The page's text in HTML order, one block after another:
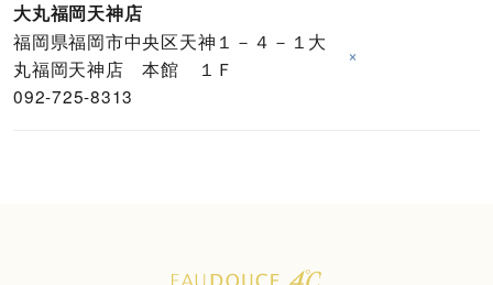
大丸福岡天神店
福岡県福岡市中央区天神１－４－１大
丸福岡天神店 本館 １Ｆ
092-725-8313
×